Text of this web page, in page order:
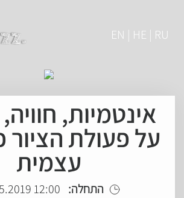
EN | HE | RU
אינטמיות,
על פעולת
עצמית
התחלה: 12:00 25.05.2019